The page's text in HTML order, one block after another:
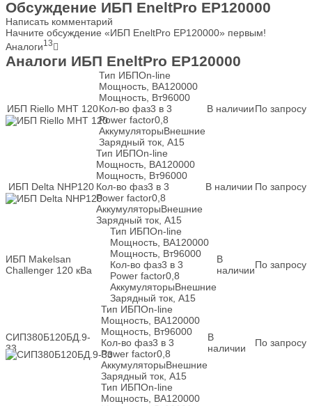
Обсуждение ИБП EneltPro EP120000
Написать комментарий
Начните обсуждение «ИБП EneltPro EP120000» первым!
Аналоги13
Аналоги ИБП EneltPro EP120000
ИБП Riello MHT 120
Тип ИБПOn-line
Мощность, ВА120000
Мощность, Вт96000
Кол-во фаз3 в 3
Power factor0,8
АккумуляторыВнешние
Зарядный ток, А15
В наличииПо запросу
ИБП Delta NHP120
Тип ИБПOn-line
Мощность, ВА120000
Мощность, Вт96000
Кол-во фаз3 в 3
Power factor0,8
АккумуляторыВнешние
Зарядный ток, А15
В наличии По запросу
ИБП Makelsan
Challenger 120 кВа
Тип ИБПOn-line
Мощность, ВА120000
Мощность, Вт96000
Кол-во фаз3 в 3
Power factor0,8
АккумуляторыВнешние
Зарядный ток, А15
В
наличииПо запросу
СИП380Б120БД.9-
33
Тип ИБПOn-line
Мощность, ВА120000
Мощность, Вт96000
Кол-во фаз3 в 3
Power factor0,8
АккумуляторыВнешние
Зарядный ток, А15
В
наличии
По запросу
Тип ИБПOn-line
Мощность, ВА120000